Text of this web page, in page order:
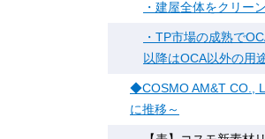
・建屋全体をクリー
・TP市場の成熟で
以降はOCA以外の用
◆COSMO AM&T CO.,
に推移～